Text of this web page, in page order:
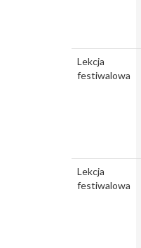
Lekcja
festiwalowa
Lekcja
festiwalowa